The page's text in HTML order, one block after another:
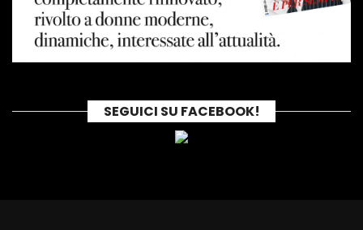
SEGUICI SU FACEBOOK!